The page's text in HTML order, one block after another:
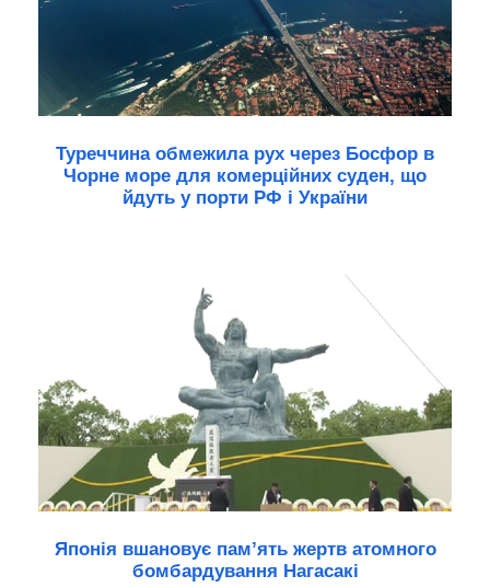
Туреччина обмежила рух через Босфор в
Чорне море для комерційних суден, що
йдуть у порти РФ і України
Японія вшановує пам’ять жертв атомного
бомбардування Нагасакі